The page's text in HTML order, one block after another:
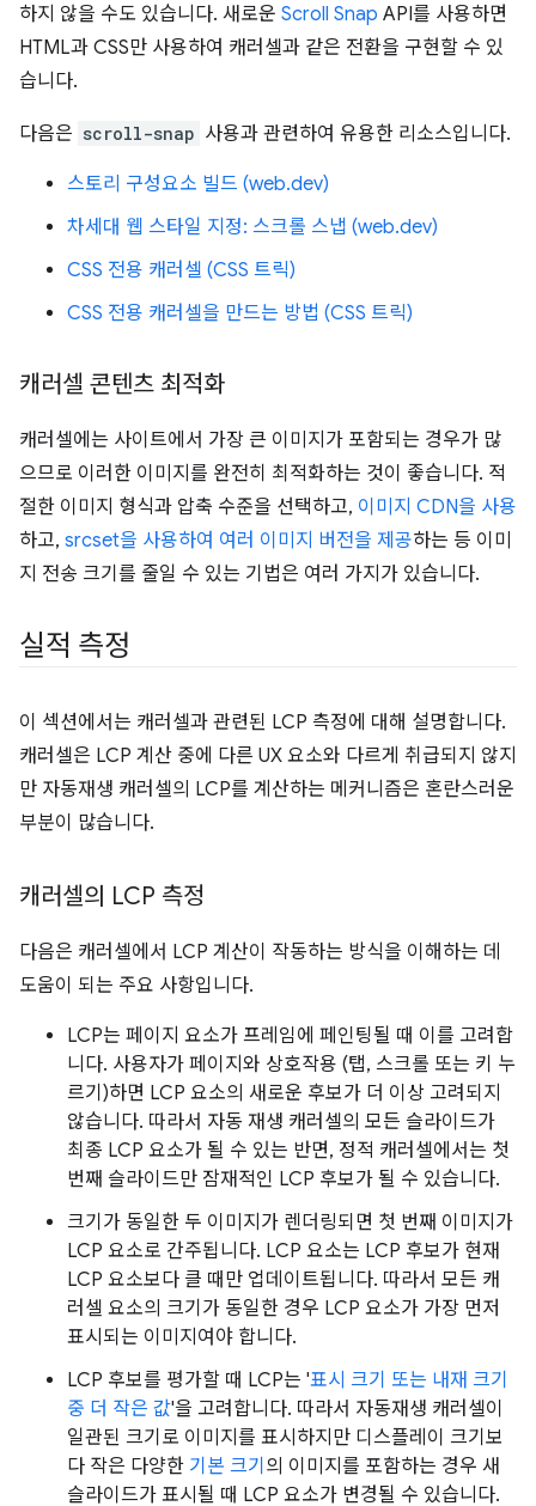
하지 않을 수도 있습니다. 새로운 Scroll Snap API를 사용하면
HTML과 CSS만 사용하여 캐러셀과 같은 전환을 구현할 수 있
습니다.
다음은 scroll-snap 사용과 관련하여 유용한 리소스입니다.
스토리 구성요소 빌드 (web.dev)
차세대 웹 스타일 지정: 스크롤 스냅 (web.dev)
CSS 전용 캐러셀 (CSS 트릭)
CSS 전용 캐러셀을 만드는 방법 (CSS 트릭)
캐러셀 콘텐츠 최적화
캐러셀에는 사이트에서 가장 큰 이미지가 포함되는 경우가 많
으므로 이러한 이미지를 완전히 최적화하는 것이 좋습니다. 적
절한 이미지 형식과 압축 수준을 선택하고, 이미지 CDN을 사용
하고, srcset을 사용하여 여러 이미지 버전을 제공하는 등 이미
지 전송 크기를 줄일 수 있는 기법은 여러 가지가 있습니다.
실적 측정
이 섹션에서는 캐러셀과 관련된 LCP 측정에 대해 설명합니다.
캐러셀은 LCP 계산 중에 다른 UX 요소와 다르게 취급되지 않지
만 자동재생 캐러셀의 LCP를 계산하는 메커니즘은 혼란스러운
부분이 많습니다.
캐러셀의 LCP 측정
다음은 캐러셀에서 LCP 계산이 작동하는 방식을 이해하는 데
도움이 되는 주요 사항입니다.
LCP는 페이지 요소가 프레임에 페인팅될 때 이를 고려합
니다. 사용자가 페이지와 상호작용 (탭, 스크롤 또는 키 누
르기)하면 LCP 요소의 새로운 후보가 더 이상 고려되지
않습니다. 따라서 자동 재생 캐러셀의 모든 슬라이드가
최종 LCP 요소가 될 수 있는 반면, 정적 캐러셀에서는 첫
번째 슬라이드만 잠재적인 LCP 후보가 될 수 있습니다.
크기가 동일한 두 이미지가 렌더링되면 첫 번째 이미지가
LCP 요소로 간주됩니다. LCP 요소는 LCP 후보가 현재
LCP 요소보다 클 때만 업데이트됩니다. 따라서 모든 캐
러셀 요소의 크기가 동일한 경우 LCP 요소가 가장 먼저
표시되는 이미지여야 합니다.
LCP 후보를 평가할 때 LCP는 '표시 크기 또는 내재 크기
중 더 작은 값'을 고려합니다. 따라서 자동재생 캐러셀이
일관된 크기로 이미지를 표시하지만 디스플레이 크기보
다 작은 다양한 기본 크기 의 이미지를 포함하는 경우 새
슬라이드가 표시될 때 LCP 요소가 변경될 수 있습니다.